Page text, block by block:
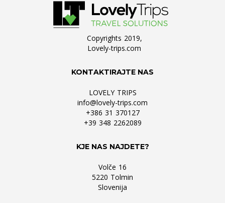
Copyrights 2019,
Lovely-trips.com
KONTAKTIRAJTE NAS
LOVELY TRIPS
info@lovely-trips.com
+386 31 370127
+39 348 2262089
KJE NAS NAJDETE?
Volče 16
5220 Tolmin
Slovenija